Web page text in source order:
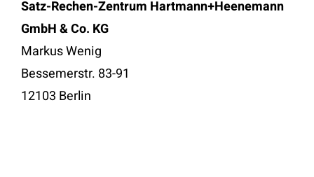
Satz-Rechen-Zentrum Hartmann+Heenemann
GmbH & Co. KG
Markus Wenig
Bessemerstr. 83-91
12103 Berlin